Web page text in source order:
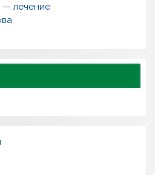
— лечение